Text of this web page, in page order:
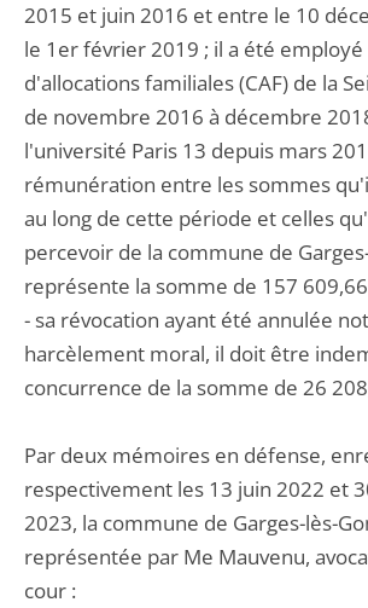
2015 et juin 2016 et entre le 10
le 1er février 2019 ; il a été employé
d'allocations familiales (CAF) de la
de novembre 2016 à décembre
l'université Paris 13 depuis mars
rémunération entre les sommes
au long de cette période et celles
percevoir de la commune de
représente la somme de 157
- sa révocation ayant été annulée
harcèlement moral, il doit être
concurrence de la somme de 26
Par deux mémoires en défense,
respectivement les 13 juin 2022 et
2023, la commune de Garges-lès-
représentée par Me Mauvenu,
cour :